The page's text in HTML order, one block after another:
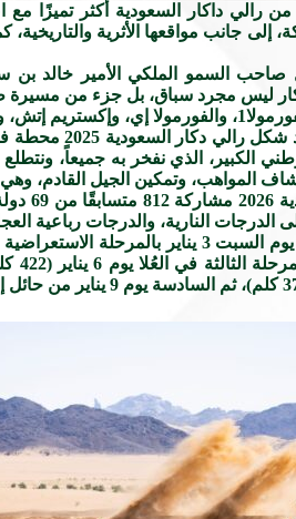
من رالي داكار السعودية أكثر
إلى جانب مواقعها الأثرية
صاحب السمو الملكي الأمير خالد بن
ليس مجرد سباق، بل جزء من مسيرة
لعشاق رياضة المحركات العالمية”.
وأضاف
الكبير، الذي نفخر به جميعاً،
المواهب، وتمكين الجيل القادم،
والدرجات رباعية العجلات الكوادر، في سباق تتجاوز